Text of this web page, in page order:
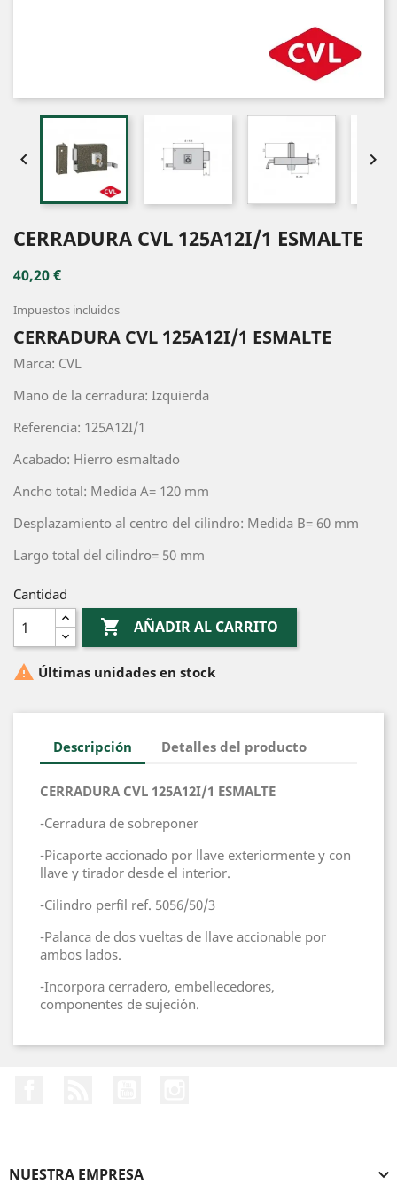
 
CERRADURA CVL 125A12I/1 ESMALTE
40,20 €
Impuestos incluidos
CERRADURA CVL 125A12I/1 ESMALTE
Marca: CVL
Mano de la cerradura: Izquierda
Referencia: 125A12I/1
Acabado: Hierro esmaltado
Ancho total: Medida A= 120 mm
Desplazamiento al centro del cilindro: Medida B= 60 mm
Largo total del cilindro= 50 mm
Cantidad
 AÑADIR AL CARRITO
 Últimas unidades en stock
Descripción Detalles del producto
CERRADURA CVL 125A12I/1 ESMALTE
-Cerradura de sobreponer
-Picaporte accionado por llave exteriormente y con
llave y tirador desde el interior.
-Cilindro perfil ref. 5056/50/3
-Palanca de dos vueltas de llave accionable por
ambos lados.
-Incorpora cerradero, embellecedores,
componentes de sujeción.
NUESTRA EMPRESA 